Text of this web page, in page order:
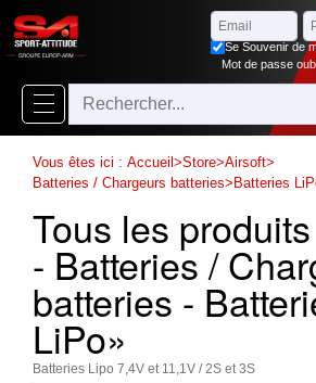
Parcourir
Nouveautés
Promotions
Packs
Top
ventes
Airsoft
Paintball‣
xFermer
Se Souvenir de
Mot de passe
Vous êtes ici : Accueil >Store>Airsoft>
Batteries / Chargeurs batteries> Batteries
Tous les
- Batteries /
batteries -
LiPo»
Batteries Lipo 7,4V et 11,1V / 2S et 3S